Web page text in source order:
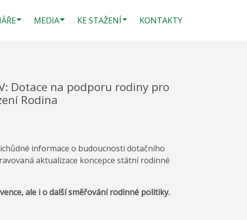
MEDIA KE STAŽENÍ KONTAKTY
Dotace na podporu rodiny pro
Rodina
informace o budoucnosti dotačního
aktualizace koncepce státní rodinné
ale i o další směřování rodinné politiky.